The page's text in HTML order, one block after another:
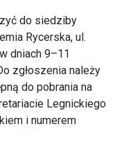
do siedziby
Rycerska, ul.
dniach 9–11
zgłoszenia należy
do pobrania na
Legnickiego
i numerem